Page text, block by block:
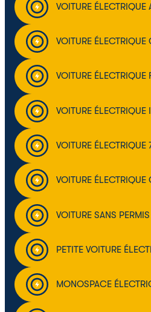
VOITURE ÉLECTRIQUE
VOITURE ÉLECTRIQUE
VOITURE ÉLECTRIQUE
VOITURE ÉLECTRIQUE
VOITURE ÉLECTRIQUE
VOITURE ÉLECTRIQUE
VOITURE SANS
PETITE VOITURE
MONOSPACE